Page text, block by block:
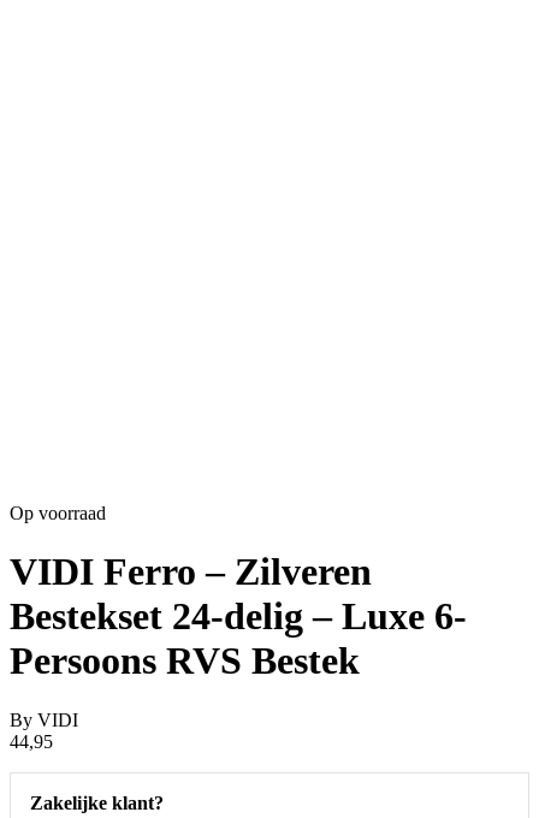
Op voorraad
VIDI Ferro – Zilveren
Bestekset 24-delig – Luxe 6-
Persoons RVS Bestek
By VIDI
44,95
Zakelijke klant?